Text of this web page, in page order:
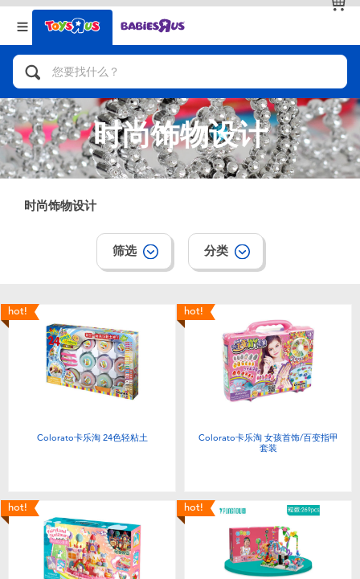
返回
分类目录
人气英雄，角色扮演，射击玩具
自行车，滑板车，骑乘车
拼砌组合及乐高LEGO
手工艺，文具，蜡笔，泥胶，画板
娃娃，芭比，收藏公仔
电子玩具
派对用品
返回
品牌
查看全部
时尚饰物设计
时尚饰物设计
筛选 分类
hot!
Colorato卡乐淘 24色轻粘土
hot!
Colorato卡乐淘 女孩首饰/百变指甲
套装
hot! hot!